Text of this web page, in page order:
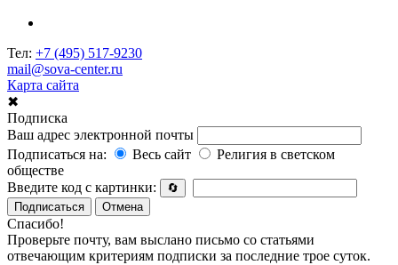
Тел: +7 (495) 517-9230
mail@sova-center.ru
Карта сайта
✖
Подписка
Ваш адрес электронной почты
Подписаться на:
Весь сайт
Религия в светском
обществе
Введите код с картинки:
🔄
Подписаться
Отмена
Спасибо!
Проверьте почту, вам выслано письмо со статьями
отвечающим критериям подписки за последние трое суток.